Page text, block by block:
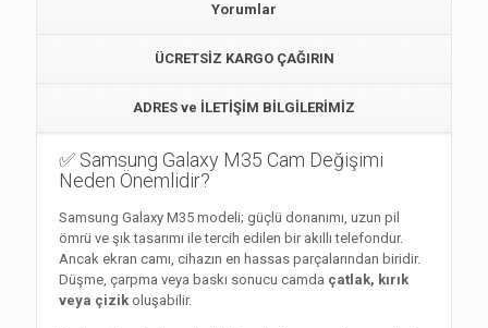
Yorumlar
ÜCRETSİZ KARGO ÇAĞIRIN
ADRES ve İLETİŞİM BİLGİLERİMİZ
✅ Samsung Galaxy M35 Cam Değişimi
Neden Önemlidir?
Samsung Galaxy M35 modeli; güçlü donanımı, uzun pil
ömrü ve şık tasarımı ile tercih edilen bir akıllı telefondur.
Ancak ekran camı, cihazın en hassas parçalarından biridir.
Düşme, çarpma veya baskı sonucu camda çatlak, kırık
veya çizik oluşabilir.